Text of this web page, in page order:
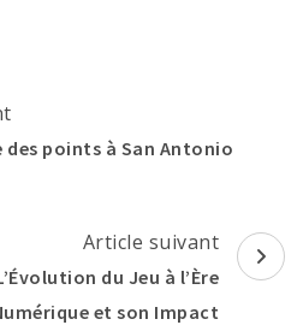
des points à San Antonio
Article suivant
du Jeu à l’Ère
et son Impact